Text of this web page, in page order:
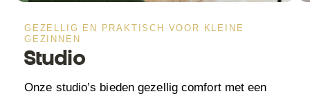
GEZELLIG EN PRAKTISCH VOOR KLEINE
GEZINNEN
Studio
Onze studio’s bieden gezellig comfort met een